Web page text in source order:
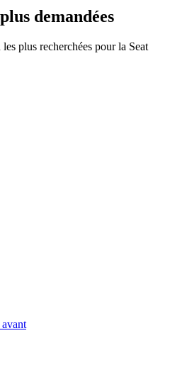
demandées
plus recherchées pour la Seat